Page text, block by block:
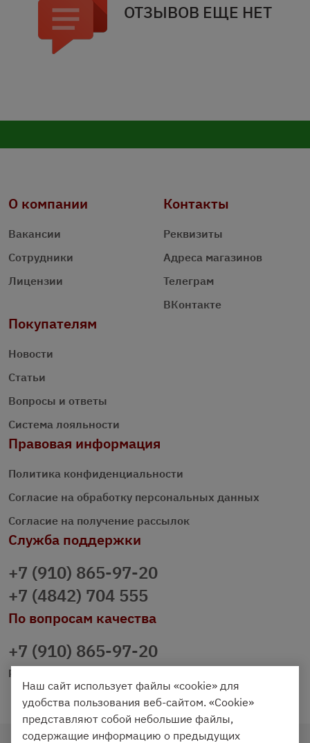
ОТЗЫВОВ ЕЩЕ НЕТ
О компании
Вакансии
Сотрудники
Лицензии
Контакты
Реквизиты
Адреса магазинов
Телеграм
ВКонтакте
Покупателям
Новости
Статьи
Вопросы и ответы
Система лояльности
Правовая информация
Политика конфиденциальности
Согласие на обработку персональных данных
Согласие на получение рассылок
Служба поддержки
+7 (910) 865-97-20
+7 (4842) 704 555
По вопросам качества
+7 (910) 865-97-20
prazdnichniy40@palmi.ru
Наш сайт использует файлы «cookie» для
удобства пользования веб-сайтом. «Cookie»
представляют собой небольшие файлы,
содержащие информацию о предыдущих